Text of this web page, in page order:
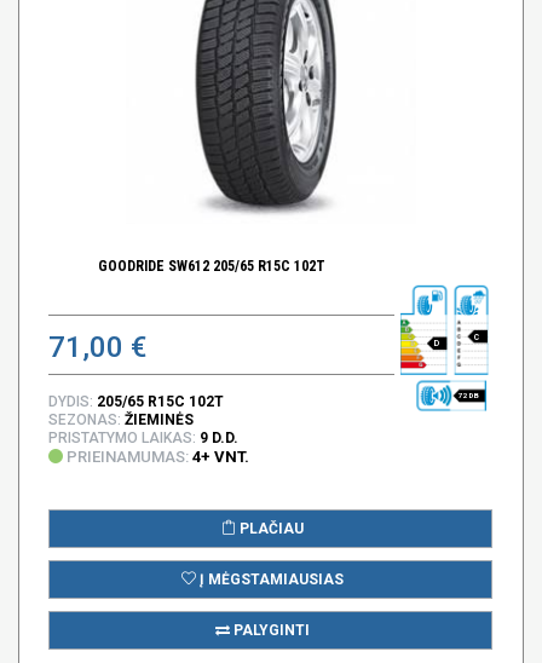
GOODRIDE SW612 205/65 R15C 102T
71,00 € D
C
72 DB
DYDIS: 205/65 R15C 102T
SEZONAS: ŽIEMINĖS
PRISTATYMO LAIKAS: 9 D.D.
PRIEINAMUMAS: 4+ VNT.
PLAČIAU
Į MĖGSTAMIAUSIAS
PALYGINTI